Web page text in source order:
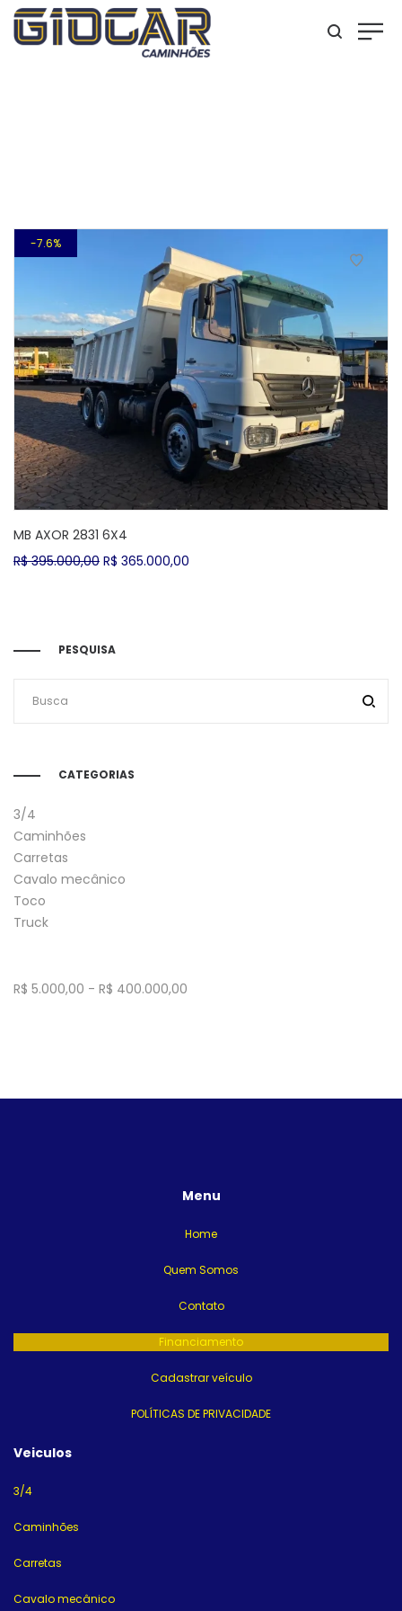
7.6%
MB AXOR 2831 6X4
R$395.000,00 O
R$ 365.000,00
PESQUISA
CATEGORIAS
3/4
Caminhões
Carretas
Cavalo mecânico
Toco
Truck
R$ 5.000,00 - R$ 400.000,00
Menu
Home
Quem Somos
Contato
Financiamento
Cadastrar veículo
POLÍTICAS DE PRIVACIDADE
Veiculos
3/4
Caminhões
Carretas
Cavalo mecânico